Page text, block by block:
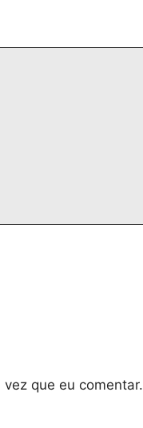
que eu comentar.